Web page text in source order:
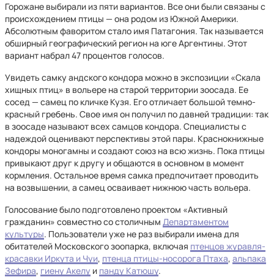
Горожане выбирали из пяти вариантов. Все они были связаны с
происхождением птицы — она родом из Южной Америки.
Абсолютным фаворитом стало имя Патагония. Так называется
обширный географический регион на юге Аргентины. Этот
вариант набрал 47 процентов голосов.
Увидеть самку андского кондора можно в экспозиции «Скала
хищных птиц» в вольере на старой территории зоосада. Ее
сосед — самец по кличке Кузя. Его отличает большой темно-
красный гребень. Свое имя он получил по давней традиции: так
в зоосаде называют всех самцов кондора. Специалисты с
надеждой оценивают перспективы этой пары. Краснокнижные
кондоры моногамны и создают союз на всю жизнь. Пока птицы
привыкают друг к другу и общаются в основном в момент
кормления. Остальное время самка предпочитает проводить
на возвышении, а самец осваивает нижнюю часть вольера.
Голосование было подготовлено проектом «Активный
гражданин» совместно со столичным Департаментом
культуры. Пользователи уже не раз выбирали имена для
обитателей Московского зоопарка, включая птенцов журавля-
красавки Иркута и Чуи, птенца птицы-носорога Птаха, альпака
Зефира, гиену Акелу и панду Катюшу.